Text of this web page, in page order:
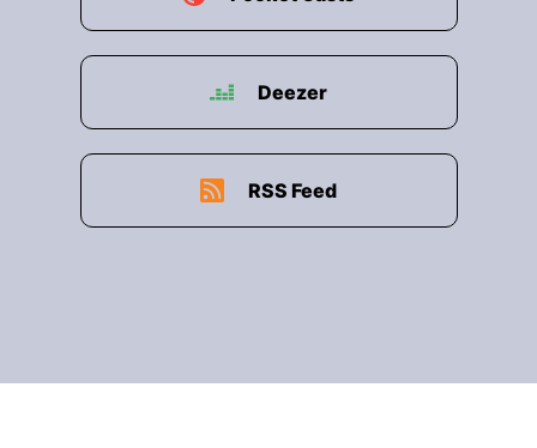
Deezer
RSS Feed